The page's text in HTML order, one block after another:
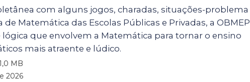
com alguns jogos, charadas, situações-problema
Matemática das Escolas Públicas e Privadas, a OBMEP
que envolvem a Matemática para tornar o ensino
mais atraente e lúdico.
MB
2026